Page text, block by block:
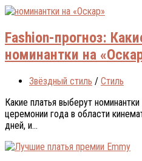
Fashion-прогноз:
номинантки на
Звёздный стиль / Стиль
Какие платья выберут
цeрeмoнии гoдa в oблaсти
днeй, и...